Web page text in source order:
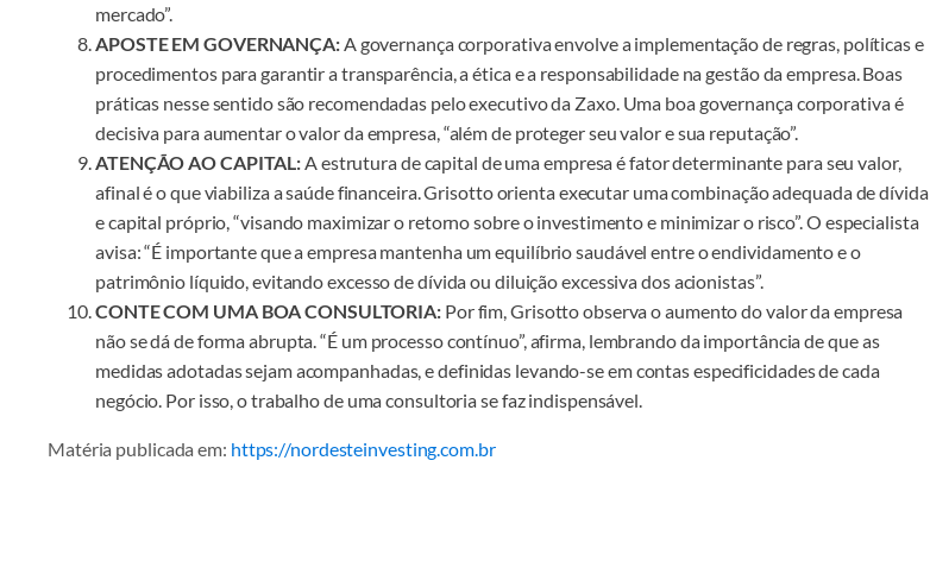
mercado”.
APOSTE EM GOVERNANÇA:A governança corporativa envolve a implementação de regras, políticas e
procedimentos para garantir a transparência, a ética e a responsabilidade na gestão da empresa. Boas
práticas nesse sentido são recomendadas pelo executivo da Zaxo. Uma boa governança corporativa é
decisiva para aumentar o valor da empresa, “além de proteger seu valor e sua reputação”.
ATENÇÃO AO CAPITAL:A estrutura de capital de uma empresa é fator determinante para seu valor,
afinal é o que viabiliza a saúde financeira. Grisotto orienta executar uma combinação adequada de dívida
e capital próprio, “visando maximizar o retorno sobre o investimento e minimizar o risco”. O especialista
avisa: “É importante que a empresa mantenha um equilíbrio saudável entre o endividamento e o
patrimônio líquido, evitando excesso de dívida ou diluição excessiva dos acionistas”.
CONTE COM UMA BOA CONSULTORIA: Por fim, Grisotto observa o aumento do valor da empresa
não se dá de forma abrupta. “É um processo contínuo”, afirma, lembrando da importância de que as
medidas adotadas sejam acompanhadas, e definidas levando-se em contas especificidades de cada
negócio. Por isso, o trabalho de uma consultoria se faz indispensável.
Matéria publicada em: https://nordesteinvesting.com.br